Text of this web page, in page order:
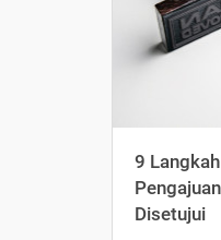
9
Disetujui